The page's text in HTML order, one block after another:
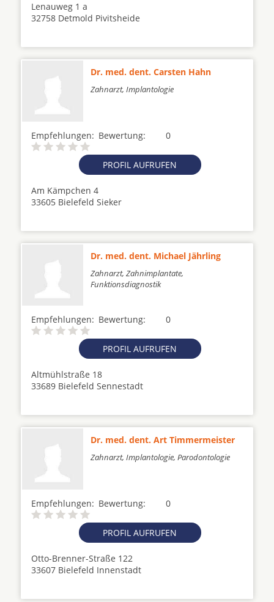
Lenauweg 1 a
32758 Detmold Pivitsheide
Dr. med. dent. Carsten Hahn
Zahnarzt, Implantologie
Empfehlungen: 0
Bewertung:
PROFIL AUFRUFEN
Am Kämpchen 4
33605 Bielefeld Sieker
Dr. med. dent. Michael Jährling
Zahnarzt, Zahnimplantate,
Funktionsdiagnostik
Empfehlungen: 0
Bewertung:
PROFIL AUFRUFEN
Altmühlstraße 18
33689 Bielefeld Sennestadt
Dr. med. dent. Art Timmermeister
Zahnarzt, Implantologie, Parodontologie
Empfehlungen: 0
Bewertung:
PROFIL AUFRUFEN
Otto-Brenner-Straße 122
33607 Bielefeld Innenstadt